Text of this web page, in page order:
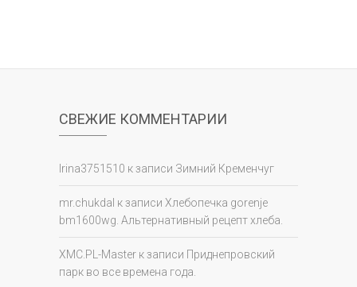
СВЕЖИЕ КОММЕНТАРИИ
Irina3751510 к записи Зимний Кременчуг
mr.chukdal к записи Хлебопечка gorenje
bm1600wg. Альтернативный рецепт хлеба.
XMC.PL-Master к записи Приднепровский
парк во все времена года.